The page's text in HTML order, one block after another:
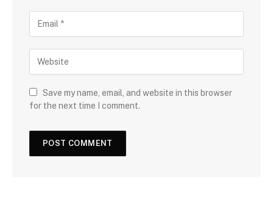
Save my name, email, and website in this browser
for the next time I comment.